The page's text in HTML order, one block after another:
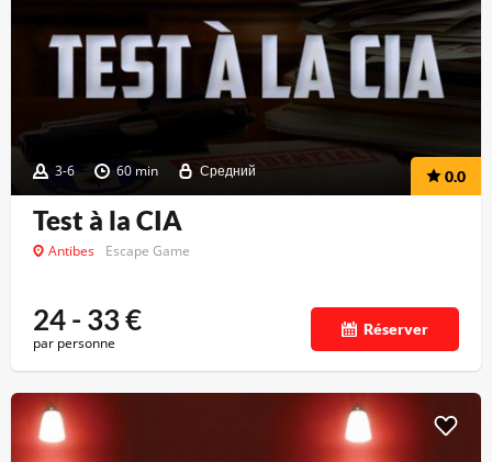
3-6 60 min Средний 0.0
Test à la CIA
Antibes Escape Game
24 - 33€
par personne
Réserver